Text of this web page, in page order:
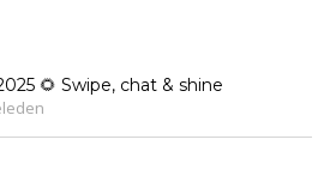
🌻 Swipe, chat & shine